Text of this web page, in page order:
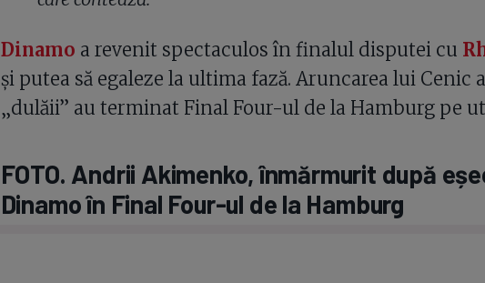
Dinamo a revenit spectaculos în finalul disputei cu
și putea să egaleze la ultima fază. Aruncarea lui Cenic
„dulăii” au terminat Final Four-ul de la Hamburg pe
FOTO. Andrii Akimenko, înmărmurit după
Dinamo în Final Four-ul de la Hamburg